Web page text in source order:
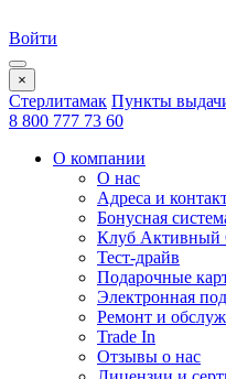
Войти
×
Стерлитамак Пункты
8 800 777 73 60
О компании
О нас
Адреса и
Бонусная
Клуб Активный
Тест-драйв
Подарочные
Электронная
Ремонт и
Trade In
Отзывы о нас